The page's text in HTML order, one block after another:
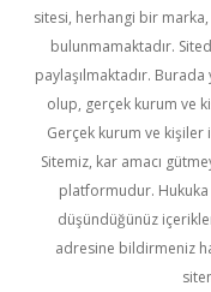
sitesi, herhangi bir marka,
bulunmamaktadır.
paylaşılmaktadır.
olup, gerçek kurum ve
Gerçek kurum ve
Sitemiz, kar amacı
platformudur. Hukuka
düşündüğünüz
adresine bildirmeniz